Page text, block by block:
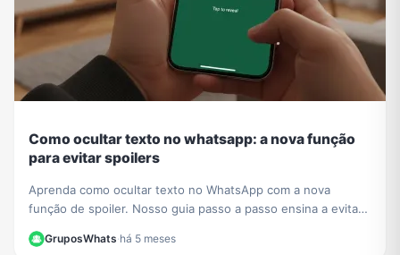
Como ocultar texto no whatsapp: a nova função
para evitar spoilers
Aprenda como ocultar texto no WhatsApp com a nova
função de spoiler. Nosso guia passo a passo ensina a evitar
revelar detalhes de séries e filmes em grupos.
GruposWhats·há 5 meses